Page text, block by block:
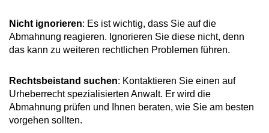
Nicht ignorieren: Es ist wichtig, dass Sie auf die
Abmahnung reagieren. Ignorieren Sie diese nicht, denn
das kann zu weiteren rechtlichen Problemen führen.
Rechtsbeistand suchen: Kontaktieren Sie einen auf
Urheberrecht spezialisierten Anwalt. Er wird die
Abmahnung prüfen und Ihnen beraten, wie Sie am besten
vorgehen sollten.